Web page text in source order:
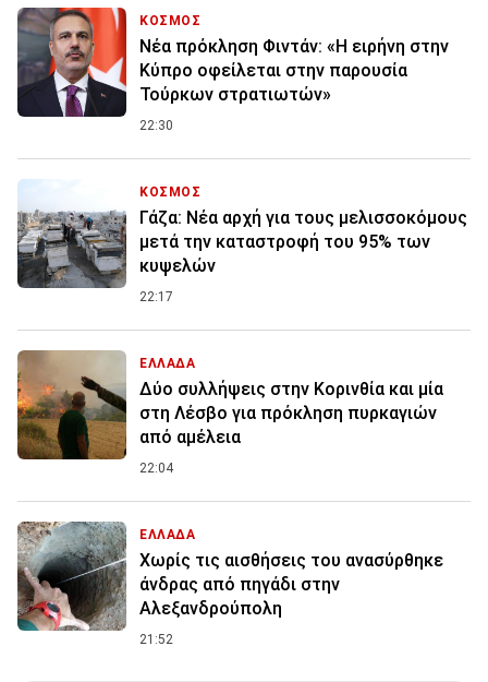
ΚΟΣΜΟΣ
Νέα πρόκληση Φιντάν: «Η ειρήνη στην
Κύπρο οφείλεται στην παρουσία
Τούρκων στρατιωτών»
22:30
ΚΟΣΜΟΣ
Γάζα: Νέα αρχή για τους μελισσοκόμους
μετά την καταστροφή του 95% των
κυψελών
22:17
ΕΛΛΑΔΑ
Δύο συλλήψεις στην Κορινθία και μία
στη Λέσβο για πρόκληση πυρκαγιών
από αμέλεια
22:04
ΕΛΛΑΔΑ
Χωρίς τις αισθήσεις του ανασύρθηκε
άνδρας από πηγάδι στην
Αλεξανδρούπολη
21:52